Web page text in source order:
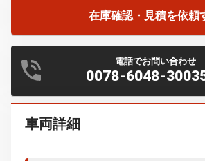
在庫確認・見積を依頼
電話でお問い合わせ
0078-6048-
車両詳細